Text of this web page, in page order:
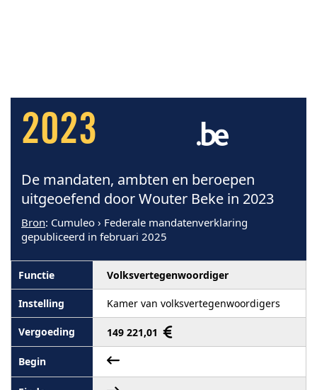
2023
De mandaten, ambten en beroepen
uitgeoefend door Wouter Beke in 2023
Bron: Cumuleo › Federale mandatenverklaring
gepubliceerd in februari 2025
Volksvertegenwoordiger
Kamer van volksvertegenwoordigers
149 221,01